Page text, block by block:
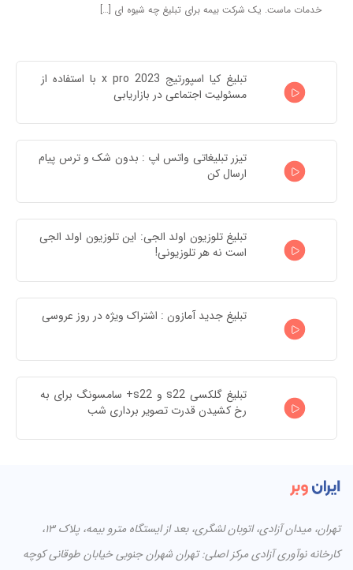
تبلیغ کیا اسپورتیج x pro 2023 با استفاده از
مسئولیت اجتماعی در بازاریابی
تیزر تبلیغاتی واتس اپ : بدون شک و ترس پیام
ارسال کن
تبلیغ تلوزیون اولد الجی: این تلوزیون اولد الجی
است نه هر تلوزیونی!
تبلیغ جدید آمازون : اشتراک ویژه در روز عروسی
تبلیغ گلکسی s22 و s22+ سامسونگ برای به
رخ کشیدن قدرت تصویر برداری شب
خدمات ماست. یک شرکت بیمه برای تبلیغ چه شیوه ای […]
تهران، میدان آزادی، اتوبان لشگری، بعد از ایستگاه مترو بیمه، پلاک ۱۳،
کارخانه نوآوری آزادی مرکز اصلی: تهران شهران جنوبی خیابان طوقانی کوچه